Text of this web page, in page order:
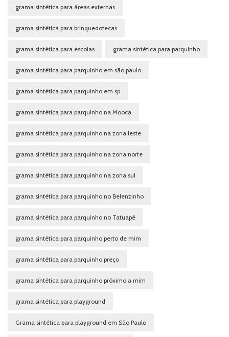
grama sintética para áreas externas
grama sintética para brinquedotecas
grama sintética para escolas grama sintética para parquinho
grama sintética para parquinho em são paulo
grama sintética para parquinho em sp
grama sintética para parquinho na Mooca
grama sintética para parquinho na zona leste
grama sintética para parquinho na zona norte
grama sintética para parquinho na zona sul
grama sintética para parquinho no Belenzinho
grama sintética para parquinho no Tatuapé
grama sintética para parquinho perto de mim
grama sintética para parquinho preço
grama sintética para parquinho próximo a mim
grama sintética para playground
Grama sintética para playground em São Paulo